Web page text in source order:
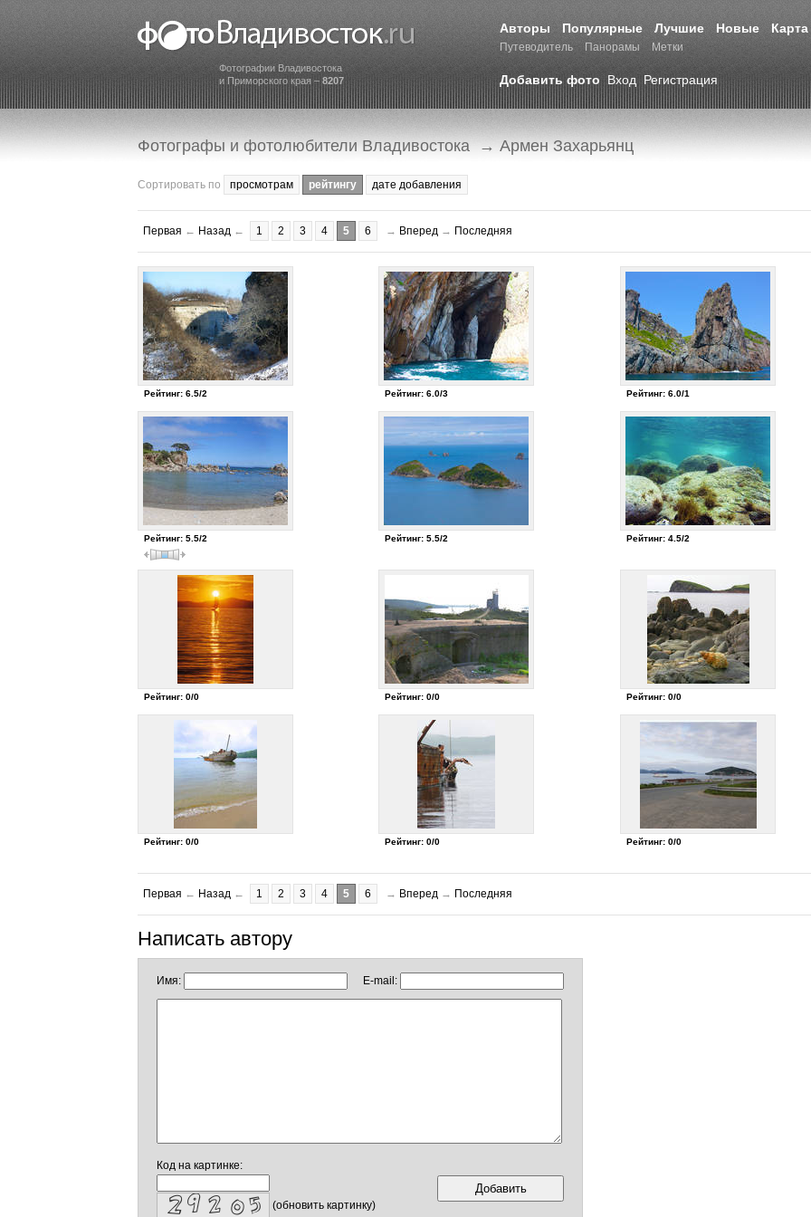
Фотографии Владивостока
и Приморского края – 8207
Авторы Популярные Лучшие Новые Карта
Путеводитель Панорамы Метки
Добавить фото Вход Регистрация
Фотографы и фотолюбители Владивостока → Армен Захарьянц
Сортировать по просмотрам рейтингу дате добавления
Первая ← Назад ← 1 2 3 4 5 6 → Вперед → Последняя
Рейтинг: 6.5/2 Рейтинг: 6.0/3 Рейтинг: 6.0/1
Рейтинг: 5.5/2 Рейтинг: 5.5/2 Рейтинг: 4.5/2
Рейтинг: 0/0 Рейтинг: 0/0 Рейтинг: 0/0
Рейтинг: 0/0 Рейтинг: 0/0 Рейтинг: 0/0
Первая ← Назад ← 1 2 3 4 5 6 → Вперед → Последняя
Написать автору
Имя: E-mail:
Код на картинке:
(обновить картинку)